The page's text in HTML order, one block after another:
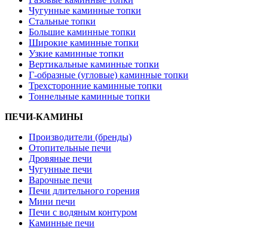
Чугунные каминные топки
Стальные топки
Большие каминные топки
Широкие каминные топки
Узкие каминные топки
Вертикальные каминные топки
Г-образные (угловые) каминные топки
Трехсторонние каминные топки
Тоннельные каминные топки
ПЕЧИ-КАМИНЫ
Производители (бренды)
Отопительные печи
Дровяные печи
Чугунные печи
Варочные печи
Печи длительного горения
Мини печи
Печи с водяным контуром
Каминные печи